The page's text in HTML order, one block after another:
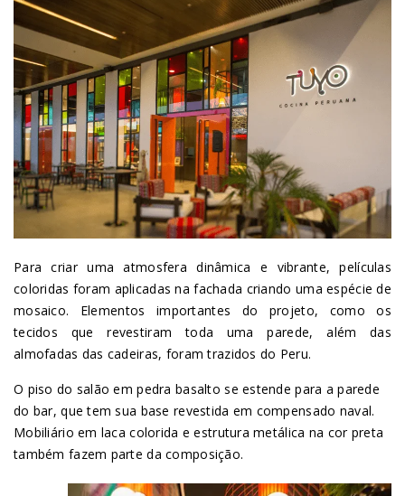
Para criar uma atmosfera dinâmica e vibrante, películas
coloridas foram aplicadas na fachada criando uma espécie de
mosaico. Elementos importantes do projeto, como os
tecidos que revestiram toda uma parede, além das
almofadas das cadeiras, foram trazidos do Peru.
O piso do salão em pedra basalto se estende para a parede
do bar, que tem sua base revestida em compensado naval.
Mobiliário em laca colorida e estrutura metálica na cor preta
também fazem parte da composição.